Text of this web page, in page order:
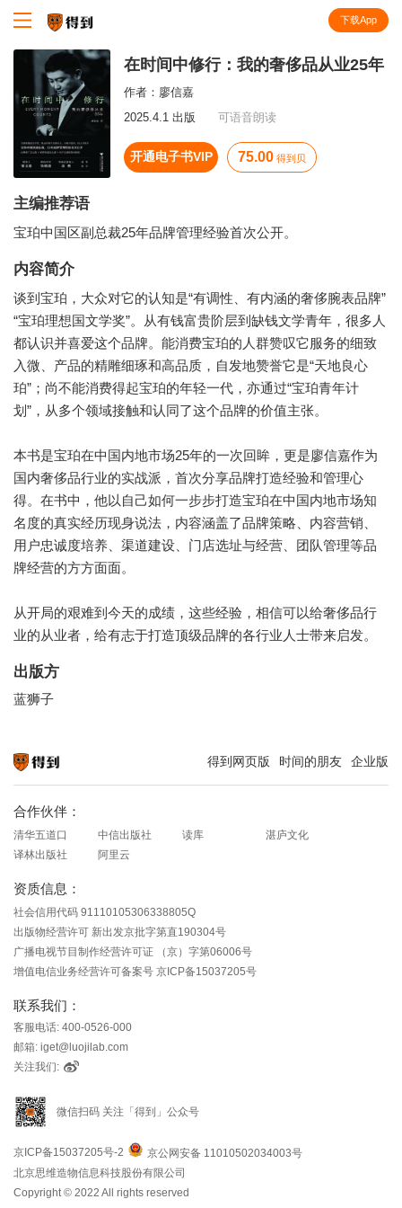
下载App
在时间中修行：我的奢侈品从业25年
作者： 廖信嘉
2025.4.1 出版
可语音朗读
开通电子书VIP 75.00 得到贝
主编推荐语
宝珀中国区副总裁25年品牌管理经验首次公开。
内容简介
谈到宝珀，大众对它的认知是“有调性、有内涵的奢侈腕表品牌”
“宝珀理想国文学奖”。从有钱富贵阶层到缺钱文学青年，很多人
都认识并喜爱这个品牌。能消费宝珀的人群赞叹它服务的细致
入微、产品的精雕细琢和高品质，自发地赞誉它是“天地良心
珀”；尚不能消费得起宝珀的年轻一代，亦通过“宝珀青年计
划”，从多个领域接触和认同了这个品牌的价值主张。
本书是宝珀在中国内地市场25年的一次回眸，更是廖信嘉作为
国内奢侈品行业的实战派，首次分享品牌打造经验和管理心
得。在书中，他以自己如何一步步打造宝珀在中国内地市场知
名度的真实经历现身说法，内容涵盖了品牌策略、内容营销、
用户忠诚度培养、渠道建设、门店选址与经营、团队管理等品
牌经营的方方面面。
从开局的艰难到今天的成绩，这些经验，相信可以给奢侈品行
业的从业者，给有志于打造顶级品牌的各行业人士带来启发。
出版方
蓝狮子
得到网页版 时间的朋友 企业版
合作伙伴：
清华五道口 中信出版社 读库
湛庐文化
译林出版社
阿里云
资质信息：
社会信用代码 91110105306338805Q
出版物经营许可 新出发京批字第直190304号
广播电视节目制作经营许可证 （京）字第06006号
增值电信业务经营许可备案号 京ICP备15037205号
联系我们：
客服电话: 400-0526-000
邮箱: iget@luojilab.com
关注我们:
微信扫码 关注「得到」公众号
京ICP备15037205号-2
京公网安备 11010502034003号
北京思维造物信息科技股份有限公司
Copyright © 2022 All rights reserved